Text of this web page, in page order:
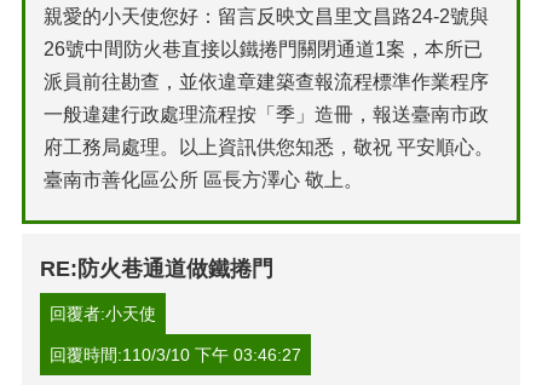
親愛的小天使您好：留言反映文昌里文昌路24-2號與
26號中間防火巷直接以鐵捲門關閉通道1案，本所已
派員前往勘查，並依違章建築查報流程標準作業程序
一般違建行政處理流程按「季」造冊，報送臺南市政
府工務局處理。以上資訊供您知悉，敬祝 平安順心。
臺南市善化區公所 區長方澤心 敬上。
RE:防火巷通道做鐵捲門
回覆者:小天使
回覆時間:110/3/10 下午 03:46:27